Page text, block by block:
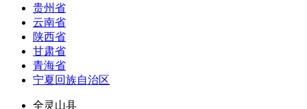
贵州省
云南省
陕西省
甘肃省
青海省
宁夏回族自治区
全灵山县